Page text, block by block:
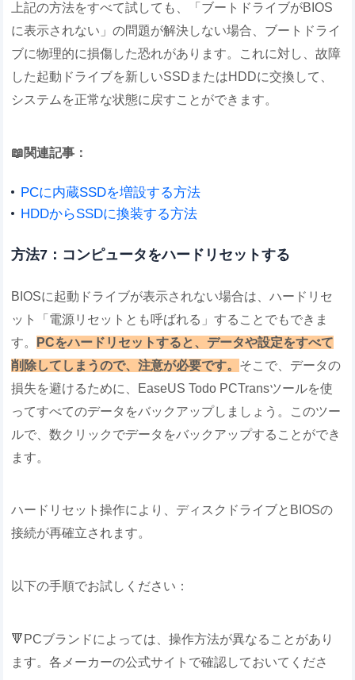
上記の方法をすべて試しても、「ブートドライブがBIOS
に表示されない」の問題が解決しない場合、ブートドライ
ブに物理的に損傷した恐れがあります。これに対し、故障
した起動ドライブを新しいSSDまたはHDDに交換して、
システムを正常な状態に戻すことができます。
📖関連記事：
PCに内蔵SSDを増設する方法
HDDからSSDに換装する方法
方法7：コンピュータをハードリセットする
BIOSに起動ドライブが表示されない場合は、ハードリセ
ット「電源リセットとも呼ばれる」することでもできま
す。
PCをハードリセットすると、データや設定をすべて
削除してしまうので、注意が必要です。 そこで、データの
損失を避けるために、EaseUS Todo PCTransツールを使
ってすべてのデータをバックアップしましょう。このツー
ルで、数クリックでデータをバックアップすることができ
ます。
ハードリセット操作により、ディスクドライブとBIOSの
接続が再確立されます。
以下の手順でお試しください：
🔻PCブランドによっては、操作方法が異なることがあり
ます。各メーカーの公式サイトで確認しておいてくださ